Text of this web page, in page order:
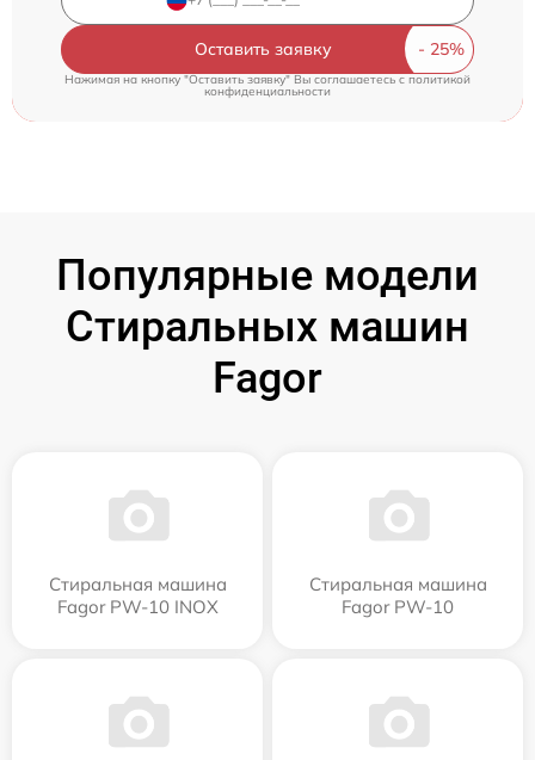
Оставить заявку
Нажимая на кнопку "Оставить заявку" Вы соглашаетесь cполитикой
конфиденциальности
Популярные модели
Стиральных машин
Fagor
Стиральная машина
Fagor PW-10 INOX
Стиральная машина
Fagor PW-10